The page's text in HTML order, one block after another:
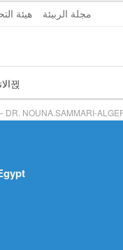
هيئة
مجلة الربيئة
DR. NOUNA.SAMMARI-